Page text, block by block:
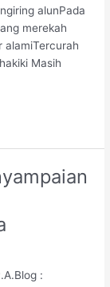
alunPada
merekah
alamiTercurah
Masih
: